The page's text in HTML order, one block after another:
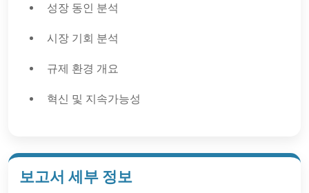
성장 동인 분석
시장 기회 분석
규제 환경 개요
혁신 및 지속가능성
보고서 세부 정보